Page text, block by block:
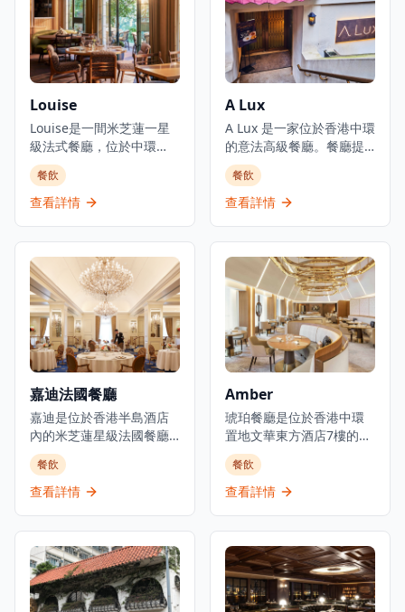
Louise
Louise是一間米芝蓮一星
級法式餐廳，位於中環
PMQ（前已婚警察宿舍）
的兩層歷史建築內，是香
港的創意中心。這是JIA
Royer（前亞洲50最佳餐廳
第一名Odette主廚）的合
作項目，提供溫馨的法式
料理和真誠的款待服務。
餐廳由主廚Loïc Portalier
掌舵，展現精緻的法式料
理，採用最優質的時令食
Louise位於香港PMQ的花
園內，在優雅的歷史建築
中提供高品質的料理。
餐飲
查看詳情
A Lux
A Lux 是一家位於香港中環
的意法高級餐廳。餐廳提
供主廚精選套餐,價格為港
幣1,888元,致力於傳承經典
意法料理傳統。餐廳位於
驗,供應歐洲料理包括意大
利、法國和比利時菜式。
餐廳接受信用卡付款,提供
預訂服務和餐桌服務,主要
供應晚餐。他們也提供外
送服務,包括番茄芝士火腿
等美食選擇。餐廳的裝潢
文藝復興風格與法國現代
設計元素，營造出無與倫
比的優雅氛圍。主廚精選
套餐經過精心設計，從前
菜到甜品，每一道都展現
了意法料理的精髓。餐廳
比利時巧克力等，確保每
一道菜都達到最高品質標
準。餐廳的葡萄酒選擇豐
富，由專業侍酒師為您推
餐飲
查看詳情
嘉迪法國餐廳
嘉迪是位於香港半島酒店
內的米芝蓮星級法國餐廳,
代表著香港法式料理的巔
峰。餐廳成立於1953年,被
譽為「蘇伊士運河以東最
緻法式料理,在香港餐飲界
享有盛譽,在TripAdvisor上
獲得4.5分評價,在香港
13,622間餐廳中排名第224
餐飲
查看詳情
Amber
琥珀餐廳是位於香港中環
置地文華東方酒店7樓的著
名米芝蓮二星法式高級餐
廳。在主廚Richard
Ekkebus的指導下，餐廳
結合。琥珀餐廳獲得米芝
蓮星級認可及綠色米芝蓮
星，以其可持續發展理念
而聞名。餐廳提供多種品
餐飲
查看詳情